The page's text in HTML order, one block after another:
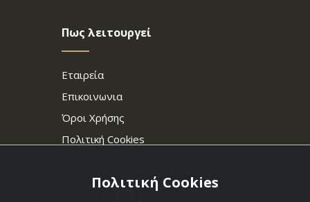
Πως λειτουργεί
Εταιρεία
Επικοινωνια
Όροι Χρήσης
Πολιτική Cookies
Πολιτική Cookies